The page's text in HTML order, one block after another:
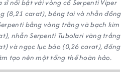
nổi bật với vòng cổ Serpenti Viper
(8,21 carat), bông tai và nhẫn đồng
bằng vàng trắng và bạch kim
nhẫn Serpenti Tubolari vàng trắng
và ngọc lục bảo (0,26 carat), đồng
tạo nên một tổng thể hoàn hảo.